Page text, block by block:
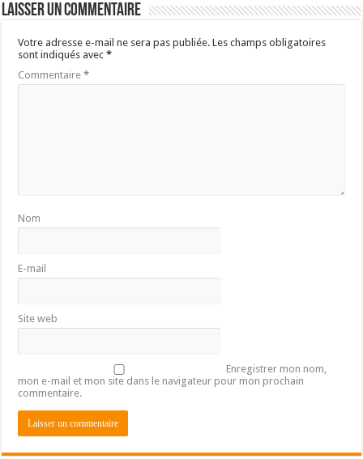
Laisser un commentaire
Votre adresse e-mail ne sera pas publiée. Les champs obligatoires
sont indiqués avec*
Commentaire*
Nom
E-mail
Site web
Enregistrer mon nom,
mon e-mail et mon site dans le navigateur pour mon prochain
commentaire.